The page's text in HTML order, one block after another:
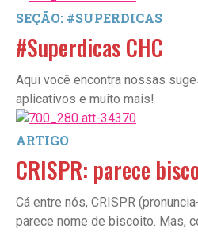
SEÇÃO: #SUPERDICAS
#Superdicas CHC
Aqui você encontra nossas
aplicativos e muito mais!
ARTIGO
CRISPR: parece
Cá entre nós, CRISPR
parece nome de biscoito. Mas,